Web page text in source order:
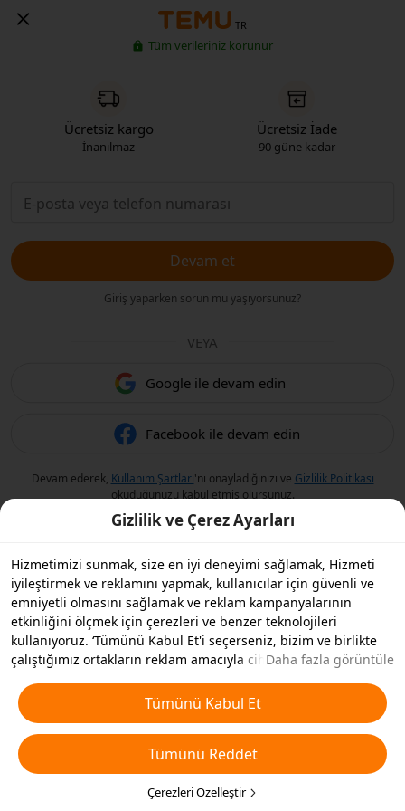
TR
Tüm verileriniz korunur
Ücretsiz kargo
İnanılmaz
Ücretsiz İade
90 güne kadar
Devam et
Giriş yaparken sorun mu yaşıyorsunuz?
VEYA
Google ile devam edin
Facebook ile devam edin
Devam ederek, Kullanım Şartları'nı onayladığınızı ve Gizlilik Politikası
okuduğunuzu kabul etmiş olursunuz.
Gizlilik ve Çerez Ayarları
Hizmetimizi sunmak, size en iyi deneyimi sağlamak, Hizmeti
iyileştirmek ve reklamını yapmak, kullanıcılar için güvenli ve
emniyetli olmasını sağlamak ve reklam kampanyalarının
etkinliğini ölçmek için çerezleri ve benzer teknolojileri
kullanıyoruz. ‘Tümünü Kabul Et'i seçerseniz, bizim ve birlikte
çalıştığımız ortakların reklam amacıyla cihazınızda çerezleri ve
Ayrıca, temel olmayan çerezlerin ’Tümünü Reddedebilir' veya
aşağıdaki ’Çerezleri Özelleştir'i tıklayarak veya gizlilik
ayarlarınızda istediğiniz zaman hangi çerez türlerini kabul
etmek veya devre dışı bırakmak istediğinizi seçebilirsiniz. Daha
fazla detay içinÇerezler ve Benzer Teknolojiler Politikamıza
Daha fazla görüntüle
Tümünü Kabul Et
Tümünü Reddet
Çerezleri Özelleştir